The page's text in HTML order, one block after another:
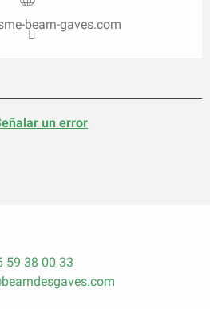
bearn-gaves.com
un error
59 38 00 33